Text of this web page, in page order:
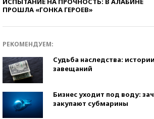
ПРОШЛА «ГОНКА ГЕРОЕВ»
РЕКОМЕНДУЕМ:
Судьба наследства:
завещаний
Бизнес уходит под воду:
закупают субмарины